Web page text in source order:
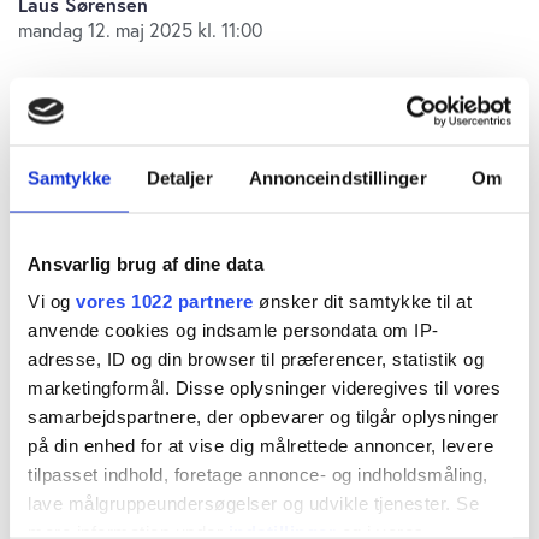
Samtykke Detaljer Annonceindstillinger Om
Ansvarlig brug af dine data
Vi og vores 1022 partnere ønsker dit samtykke til at
anvende cookies og indsamle persondata om IP-
adresse, ID og din browser til præferencer, statistik og
marketingformål. Disse oplysninger videregives til vores
samarbejdspartnere, der opbevarer og tilgår oplysninger
på din enhed for at vise dig målrettede annoncer, levere
tilpasset indhold, foretage annonce- og indholdsmåling,
lave målgruppeundersøgelser og udvikle tjenester. Se
mandag 12. maj 2025 kl. 11:00
2023 formand for bestyrelsen i både
transport- og logistikvirksomhed.
Han havde allerede for nogle år siden overgivet
rollen som direktør til en af børnene, nemlig Sune
Simonsen.